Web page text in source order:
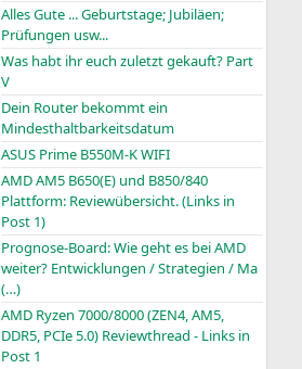
Alles Gute ... Geburtstage; Jubiläen;
Prüfungen usw...
Was habt ihr euch zuletzt gekauft? Part
V
Dein Router bekommt ein
Mindesthaltbarkeitsdatum
ASUS Prime B550M-K WIFI
AMD AM5 B650(E) und B850/840
Plattform: Reviewübersicht. (Links in
Post 1)
Prognose-Board: Wie geht es bei AMD
weiter? Entwicklungen / Strategien / Ma
(…)
AMD Ryzen 7000/8000 (ZEN4, AM5,
DDR5, PCIe 5.0) Reviewthread - Links in
Post 1